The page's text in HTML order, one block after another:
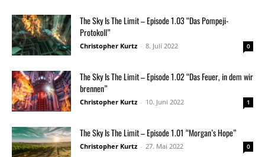
The Sky Is The Limit – Episode 1.03 “Das Pompeji-
Protokoll”
Christopher Kurtz - 8. Juli 2022 0
The Sky Is The Limit – Episode 1.02 “Das Feuer, in dem wir
brennen”
Christopher Kurtz - 10. Juni 2022 1
The Sky Is The Limit – Episode 1.01 “Morgan’s Hope”
Christopher Kurtz - 27. Mai 2022 0